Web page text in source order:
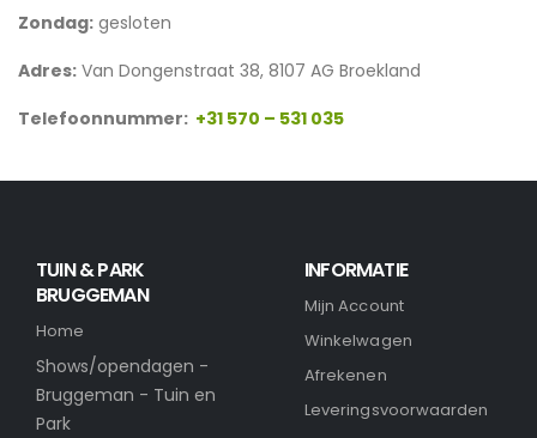
Zondag: gesloten
Adres: Van Dongenstraat 38, 8107 AG Broekland
Telefoonnummer: +31 570 – 531 035
TUIN & PARK
BRUGGEMAN
Home
Shows/opendagen -
Bruggeman - Tuin en
Park
INFORMATIE
Mijn Account
Winkelwagen
Afrekenen
Leveringsvoorwaarden